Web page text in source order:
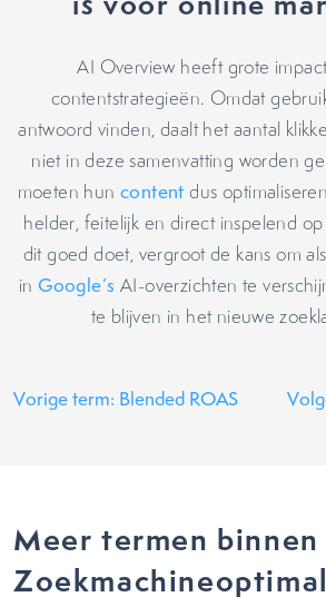
AI Overview heeft grote
contentstrategieën. Omdat
antwoord vinden, daalt het aantal
niet in deze samenvatting worden
moeten huncontent dus
helder, feitelijk en direct inspelend op
dit goed doet, vergroot de kans om
inGoogle’s AI-overzichten te
te blijven in het nieuwe
Vorige term: Blended ROAS
Meer termen binnen